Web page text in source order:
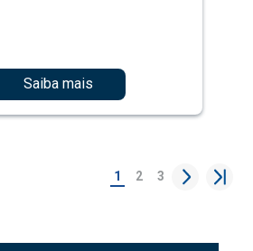
Saiba mais
1 2 3